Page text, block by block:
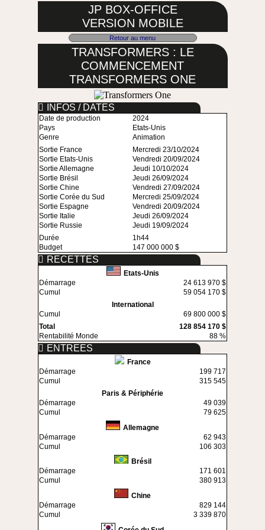
JP BOX-OFFICE
VERSION MOBILE
Retour au menu
TRANSFORMERS : LE
COMMENCEMENT
TRANSFORMERS ONE
INFOS / DATES
Date de production
2024
Pays
Etats-Unis
Genre
Animation
Sortie France
Mercredi 23/10/2024
Sortie Etats-Unis
Vendredi 20/09/2024
Sortie Allemagne
Jeudi 10/10/2024
Sortie Brésil
Jeudi 26/09/2024
Sortie Chine
Vendredi 27/09/2024
Sortie Corée du Sud
Mercredi 25/09/2024
Sortie Espagne
Vendredi 20/09/2024
Sortie Italie
Jeudi 26/09/2024
Sortie Russie
Jeudi 19/09/2024
Durée
1h44
Budget
147 000 000 $
RECETTES
Etats-Unis
Démarrage
24 613 970 $
Cumul
59 054 170 $
International
Cumul
69 800 000 $
Total
128 854 170 $
Rentabilité Monde
88 %
ENTREES
France
Démarrage
199 717
Cumul
315 545
Paris & Périphérie
Démarrage
49 039
Cumul
79 625
Allemagne
Démarrage
62 943
Cumul
106 303
Brésil
Démarrage
171 601
Cumul
380 913
Chine
Démarrage
829 144
Cumul
3 339 870